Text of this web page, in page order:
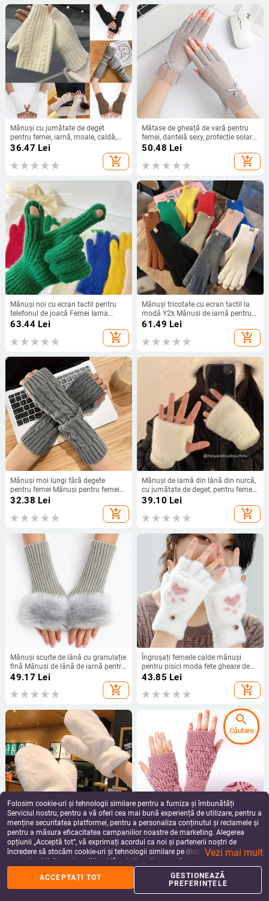
Mănuși cu jumătate de deget
pentru femei, iarnă, moale, caldă,
din lână, pentru tricotat, pentru
36.47 Lei
add_shopping_cart
Mătase de gheață de vară pentru
femei, dantelă sexy, protecție solară
subțire, mănuși cu jumătate de
deget, elasticitate ridicată, anti-
alunecare, plasă respirabilă, moale
50.48 Lei
add_shopping_cart
Mănuși noi cu ecran tactil pentru
telefonul de joacă Femei Iarna
îngroșă Mănuși elastice tricotate
calde Mănuși de schi în aer liber cu
degetul complet Y2K
63.44Lei
add_shopping_cart
Mănuși tricotate cu ecran tactil la
modă Y2k Mănuși de iarnă pentru
femei Mănuși calde de călărie
Mănuși de lucru pufoase solide
Harajuku
61.49 Lei
add_shopping_cart
Mănuși moi lungi fără degete
pentru femei Mănuși pentru femeie
Lolita Kawaii Mânuși de iarnă
Încălzitor de iarnă tricotat cu
mâneci pentru fete Mănuși punk
32.38 Lei
add_shopping_cart
Mănuși de iarnă din lână din nurcă,
cu jumătate de deget, pentru femei,
calde, de lux, alb, solid, din pluș,
tricotate, fără degete, pentru scris,
mănuși moi pentru încheietura
39.10 Lei
add_shopping_cart
Mănuși scurte de lână cu granulație
fină Mănuși de lână de iarnă pentru
femei Mâneci false tricotate Mâneci
de braț fără degete expuse la
căldură
49.17 Lei
add_shopping_cart
Îngroșați femeile calde mănuși
pentru pisici moda fete gheare de
pisică labe mănuși de pluș moale
mănuși de iarnă scurte fără degete
cu jumătate de deget
43.85 Lei
add_shopping_cart
Mănuși calde de iarnă pentru femei
de blană artificială, de culoare uni,
de pluș, moale, cu degete pline,
mănuși în aer liber pentru fete,
degete, cadouri
39.42Lei
add_shopping_cart
Iarna Toamna Iarna Manusi
Tricotate Femei Manusi Incalzitoare
de maini fara degete Manusi cu
jumatate de deget Incalzitoare fara
degete Manusa pentru incheietura
mainii Guantes
35.40Lei
add_shopping_cart
Folosim cookie-uri și tehnologii similare pentru a furniza și îmbunătăți
Serviciul nostru, pentru a vă oferi cea mai bună experiență de utilizare, pentru a
menține securitatea platformei, pentru a personaliza conținutul și reclamele și
pentru a măsura eficacitatea campaniilor noastre de marketing. Alegerea
opțiunii „Acceptă tot”, vă exprimați acordul ca noi și partenerii noștri de
încredere să stocăm cookie-uri și tehnologii similare pe dispozitivul dvs. în
scopuri publicitare și analitice. Vă puteți gestiona preferințele în orice moment
făcând clic pe „Gestionează preferințele”. Pentru mai multe informații, vă
rugăm să consultațiPolitica noastră de confidențialitate.
Vezi mai mult
ACCEPTAȚI TOT
GESTIONEAZĂ
PREFERINȚELE
search
Căutare